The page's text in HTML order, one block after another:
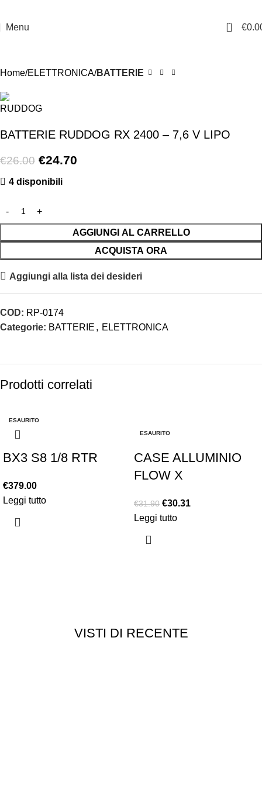
Menu 0 €
Home ELETTRONICA BATTERIE
BATTERIE RUDDOG RX 2400 – 7,6 V LIPO
€26.00 €24.70
4 disponibili
AGGIUNGI AL CARRELLO
ACQUISTA ORA
Aggiungi alla lista dei desideri
COD: RP-0174
Categorie: BATTERIE , ELETTRONICA
Prodotti correlati
ESAURITO
BX3 S8 1/8 RTR
€379.00
Leggi tutto
ESAURITO
CASE ALLUMINIO
FLOW X
€31.90 €30.31
Leggi tutto
VISTI DI RECENTE